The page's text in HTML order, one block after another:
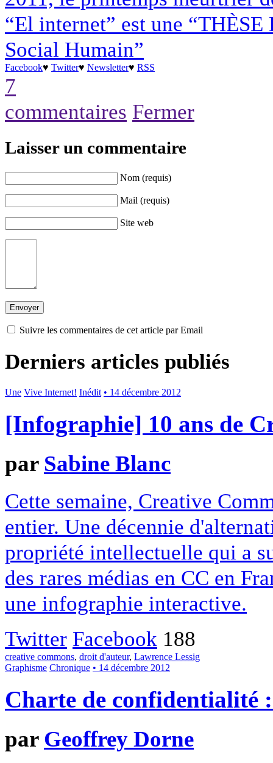
“El internet” est une
Social Humain”
Facebook♥ Twitter♥ Newsletter♥ RSS
7
commentaires Fermer
Laisser un commentaire
Nom (requis)
Mail (requis)
Site web
Suivre les commentaires de cet article par Email
Derniers articles publiés
Une Vive Internet! Inédit • 14 décembre 2012
[Infographie] 10 ans de
par Sabine Blanc
Cette semaine, Creative
entier. Une décennie
propriété intellectuelle qui a
des rares médias en CC en
une infographie interactive.
Twitter Facebook 188
creative commons, droit d'auteur, Lawrence Lessig
Graphisme Chronique • 14 décembre 2012
Charte de confidentialité
par Geoffrey Dorne